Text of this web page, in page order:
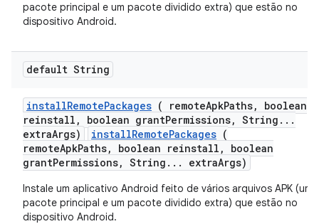
pacote principal e um pacote dividido extra) que estão no
dispositivo Android.
default String
installRemotePackages ( remoteApkPaths,
boolean
reinstall , boolean grantPermissions, String . . .
extraArgs) installRemotePackages (
remoteApkPaths, boolean reinstall, boolean
grantPermissions, String... extraArgs)
Instale um aplicativo Android feito de vários arquivos APK (um
pacote principal e um pacote dividido extra) que estão no
dispositivo Android.